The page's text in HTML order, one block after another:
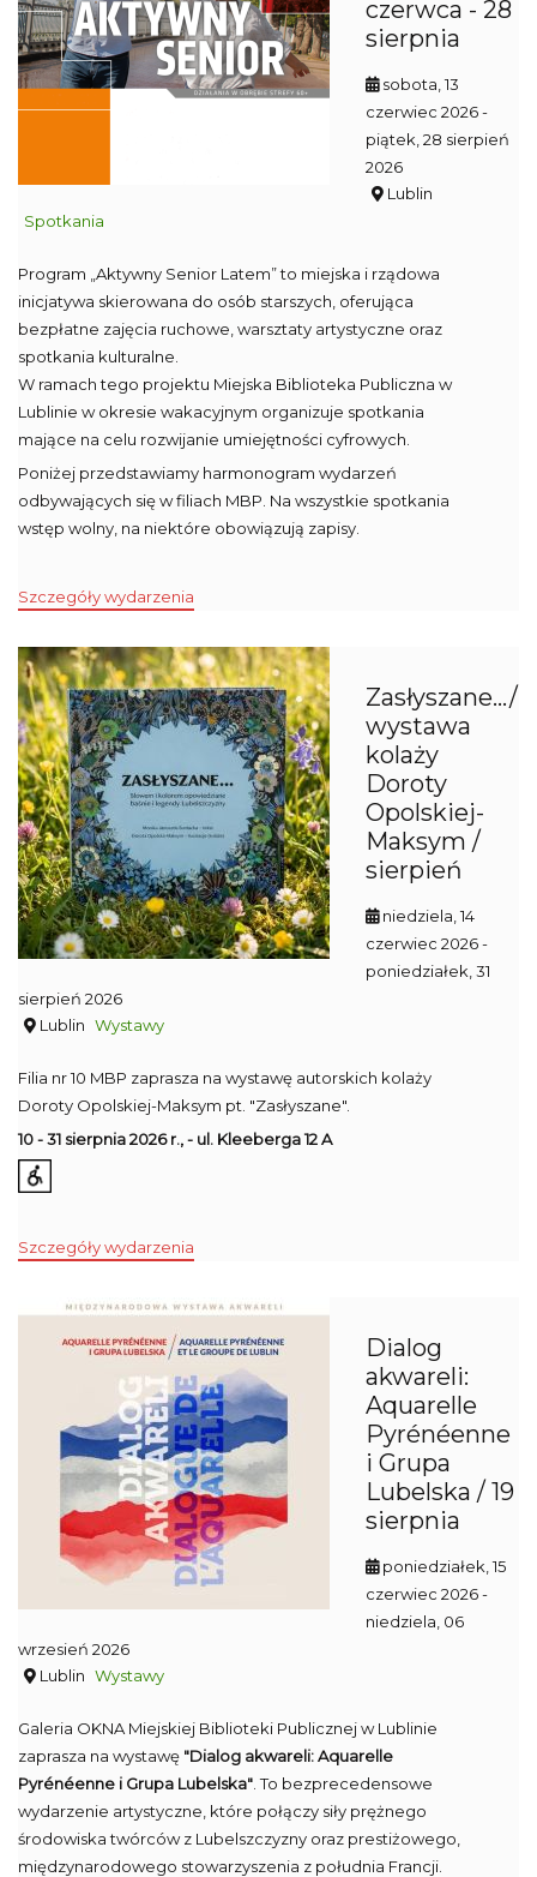
czerwca - 28
sierpnia
sobota, 13
czerwiec 2026-
piątek, 28 sierpień
2026
Lublin
Spotkania
Program „Aktywny Senior Latem” to miejska i rządowa
inicjatywa skierowana do osób starszych, oferująca
bezpłatne zajęcia ruchowe, warsztaty artystyczne oraz
spotkania kulturalne.
W ramach tego projektu Miejska Biblioteka Publiczna w
Lublinie w okresie wakacyjnym organizuje spotkania
mające na celu rozwijanie umiejętności cyfrowych.
Poniżej przedstawiamy harmonogram wydarzeń
odbywających się w filiach MBP. Na wszystkie spotkania
wstęp wolny, na niektóre obowiązują zapisy.
Szczegóły wydarzenia
Zasłyszane…/
wystawa
kolaży
Doroty
Opolskiej-
Maksym /
sierpień
niedziela, 14
czerwiec 2026-
poniedziałek, 31
sierpień 2026
Lublin Wystawy
Filia nr 10 MBP zaprasza na wystawę autorskich kolaży
Doroty Opolskiej-Maksym pt. "Zasłyszane".
10 - 31 sierpnia 2026 r., - ul. Kleeberga 12 A
Szczegóły wydarzenia
Dialog
akwareli:
Aquarelle
Pyrénéenne
i Grupa
Lubelska / 19
sierpnia
poniedziałek, 15
czerwiec 2026-
niedziela, 06
wrzesień 2026
Lublin Wystawy
Galeria OKNA Miejskiej Biblioteki Publicznej w Lublinie
zaprasza na wystawę "Dialog akwareli: Aquarelle
Pyrénéenne i Grupa Lubelska" . To bezprecedensowe
wydarzenie artystyczne, które połączy siły prężnego
środowiska twórców z Lubelszczyzny oraz prestiżowego,
międzynarodowego stowarzyszenia z południa Francji.